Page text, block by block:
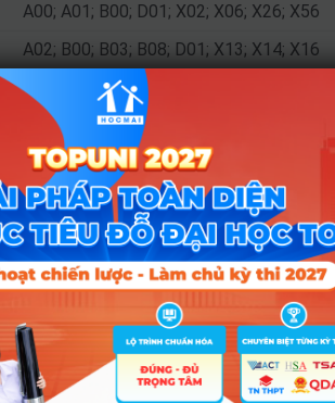
A00; A01; B00; D01; X02; X06; X26; X56
A02; B00; B03; B08; D01; X13; X14; X16
A02; B00; B03; B08; D01; X13; X14; X16
A02; B00; B03; B08; D01; X13; X14; X16
A02; B00; B03; B08; D01; X13; X14; X16
A02; B00; B03; B08; D01; X13; X14; X16
C00; D01; D09; D10; D14; D15; X70; X74
Tổ hợp